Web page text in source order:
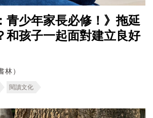
青少年家長必修！》拖延
和孩子一起面對建立良好
林）
閱讀文化